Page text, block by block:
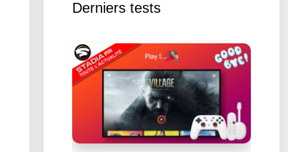
Derniers tests